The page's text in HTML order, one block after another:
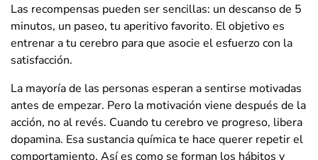
Las recompensas pueden ser sencillas: un descanso de 5
minutos, un paseo, tu aperitivo favorito. El objetivo es
entrenar a tu cerebro para que asocie el esfuerzo con la
satisfacción.
La mayoría de las personas esperan a sentirse motivadas
antes de empezar. Pero la motivación viene después de la
acción, no al revés. Cuando tu cerebro ve progreso, libera
dopamina. Esa sustancia química te hace querer repetir el
comportamiento. Así es como se forman los hábitos y